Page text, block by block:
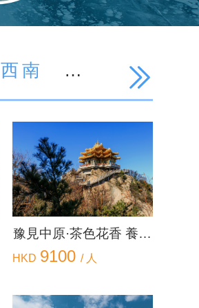
西南
豫見中原·茶色花香 養生
與文化體驗7天之旅
HKD 9100/ 人